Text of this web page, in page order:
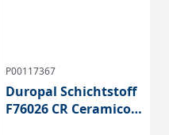
P00117367
Duropal Schichtstoff
F76026 CR Ceramico